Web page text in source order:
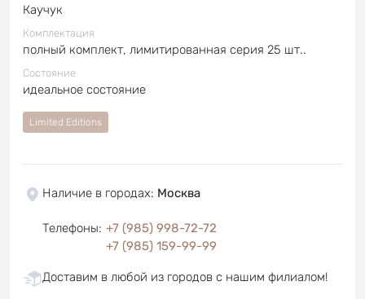
Каучук
Комплектация
полный комплект, лимитированная серия 25 шт..
Состояние
идеальное состояние
Limited Editions
Наличие в городах: Москва
Телефоны: +7 (985) 998-72-72
+7 (985) 159-99-99
Доставим в любой из городов с нашим филиалом!